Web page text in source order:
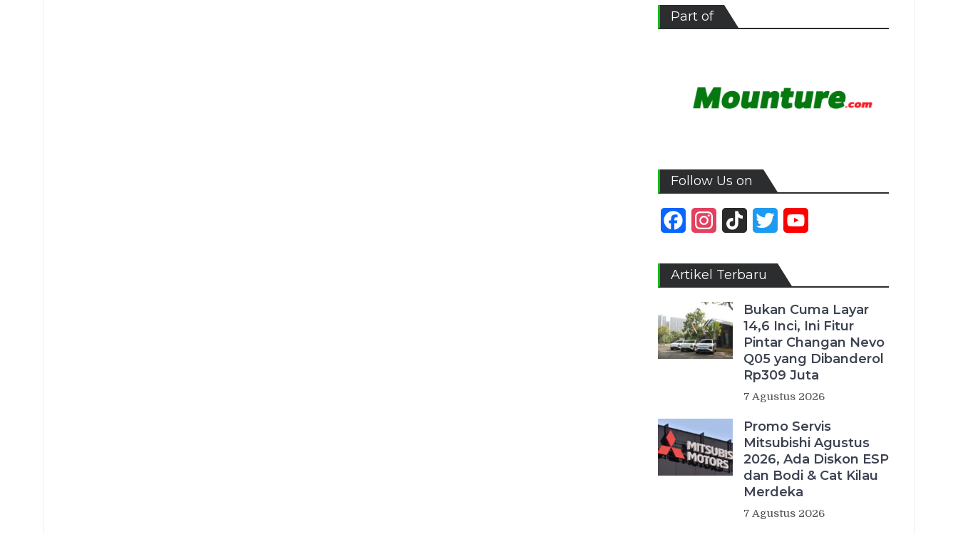
Part of
Follow Us on
FacebookInstagram
TikTok Twitter
Artikel Terbaru
Bukan Cuma Layar
14,6 Inci, Ini Fitur
Pintar Changan Nevo
Q05 yang Dibanderol
Rp309 Juta
7 Agustus 2026
Promo Servis
Mitsubishi Agustus
2026, Ada Diskon ESP
dan Bodi & Cat Kilau
Merdeka
7 Agustus 2026